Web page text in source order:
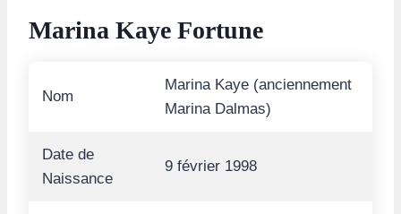
Marina Kaye Fortune
Nom
Marina Kaye (anciennement
Marina Dalmas)
Date de
Naissance
9 février 1998